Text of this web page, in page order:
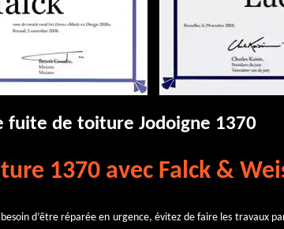
fuite de toiture Jodoigne 1370
1370 avec Falck &
d’être réparée en urgence, évitez de faire les travaux